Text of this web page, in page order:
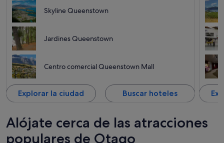
Skyline Queenstown
Jardines Queenstown
Centro comercial Queenstown Mall
Explorar la ciudad Buscar hoteles
Alójate cerca de las atracciones
populares de Otago